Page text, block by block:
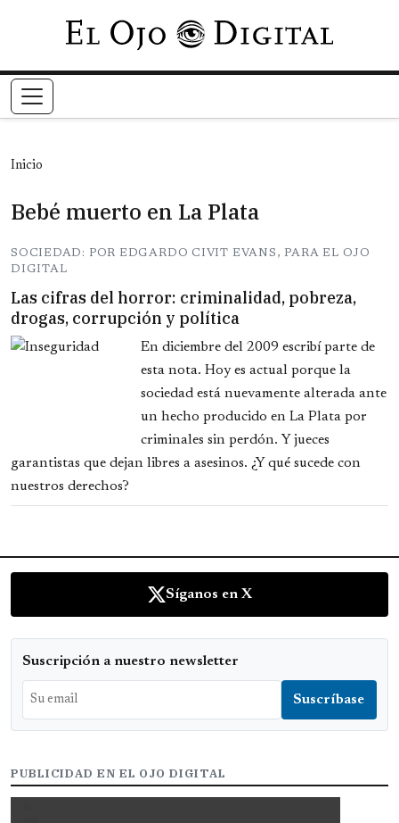
Pasar al contenido principal
Inicio
Bebé muerto en La Plata
SOCIEDAD: POR EDGARDO CIVIT EVANS, PARA EL OJO
DIGITAL
Las cifras del horror: criminalidad, pobreza,
drogas, corrupción y política
En diciembre del 2009 escribí parte de
esta nota. Hoy es actual porque la
sociedad está nuevamente alterada ante
un hecho producido en La Plata por
criminales sin perdón. Y jueces
garantistas que dejan libres a asesinos. ¿Y qué sucede con
nuestros derechos?
Síganos en X
Suscripción a nuestro newsletter
PUBLICIDAD EN EL OJO DIGITAL